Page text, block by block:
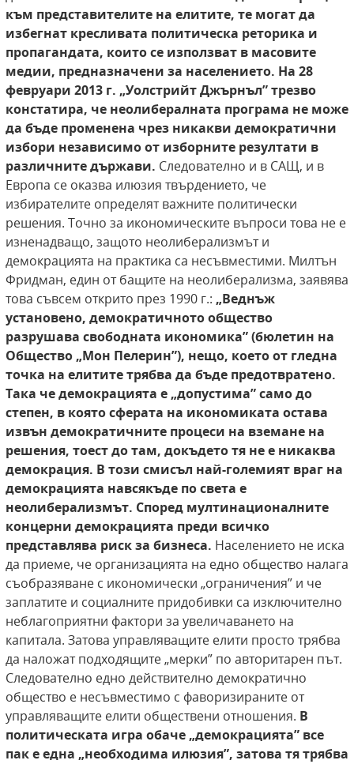
към представителите на елитите, те могат да
избегнат кресливата политическа реторика и
пропагандата, които се използват в масовите
медии, предназначени за населението. На 28
февруари 2013 г. „Уолстрийт Джърнъл” трезво
констатира, че неолибералната програма не може
да бъде променена чрез никакви демократични
избори независимо от изборните резултати в
различните държави. Следователно и в САЩ, и в
Европа се оказва илюзия твърдението, че
избирателите определят важните политически
решения. Точно за икономическите въпроси това не е
изненадващо, защото неолиберализмът и
демокрацията на практика са несъвместими. Милтън
Фридман, един от бащите на неолиберализма, заявява
това съвсем открито през 1990 г.: „Веднъж
установено, демократичнотообщество
разрушава свободната икономика”(бюлетин на
Общество „Мон Пелерин”), нещо, което от гледна
точка на елитите трябва да бъде предотвратено.
Така че демокрацията е„допустима” само до
степен, в която сферата на икономиката остава
извън демократичните процеси на вземане на
решения, тоест дотам, докъдето тя не е никаква
демокрация. В този смисъл най-големият враг на
демокрацията навсякъде по света е
неолиберализмът. Според мултинационалните
концерни демокрацията преди всичко
представлява риск за бизнеса. Населението не иска
да приеме, че организацията на едно общество налага
съобразяване с икономически „ограничения” и че
заплатите и социалните придобивки са изключително
неблагоприятни фактори за увеличаването на
капитала. Затова управляващите елити просто трябва
да наложат подходящите „мерки” по авторитарен път.
Следователно едно действително демократично
общество е несъвместимо с фаворизираните от
управляващите елити обществени отношения. В
политическата игра обаче„демокрацията” все
пак е една „необходима илюзия”, затова тя трябва